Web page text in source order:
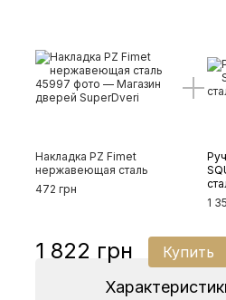
Накладка PZ Fimet
нержавеющая сталь
472 грн
1
1 822 грн Купить